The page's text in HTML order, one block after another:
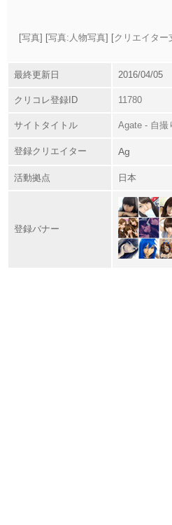
[写真] [写真:人物写真] [クリエイター
最終更新日 2016/04/05
クリコレ登録ID 11780
サイトタイトル Agate - 自撮
登録クリエイター Ag
活動拠点 日本
登録バナー